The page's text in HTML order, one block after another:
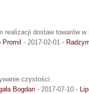
realizacji dostaw towarów
- 2017-02-01 -
czystości
Bogdan - 2017-07-10 -